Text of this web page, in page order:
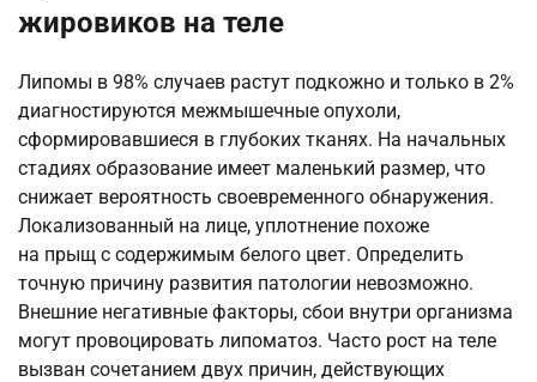
жировиков на теле
Липомы в 98% случаев растут подкожно и только в 2%
диагностируются межмышечные опухоли,
сформировавшиеся в глубоких тканях. На начальных
стадиях образование имеет маленький размер, что
снижает вероятность своевременного обнаружения.
Локализованный на лице, уплотнение похоже
на прыщ с содержимым белого цвет. Определить
точную причину развития патологии невозможно.
Внешние негативные факторы, сбои внутри организма
могут провоцировать липоматоз. Часто рост на теле
вызван сочетанием двух причин, действующих